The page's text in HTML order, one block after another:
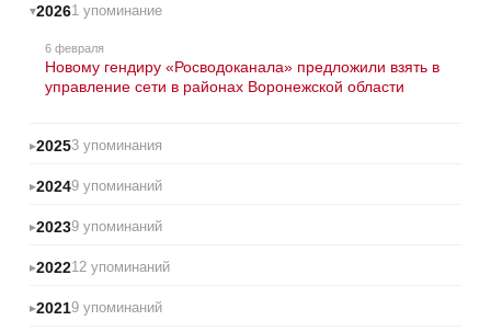
20261 упоминание
6 февраля
Новому гендиру «Росводоканала» предложили взять в
управление сети в районах Воронежской области
20253 упоминания
20249 упоминаний
20239 упоминаний
202212 упоминаний
20219 упоминаний